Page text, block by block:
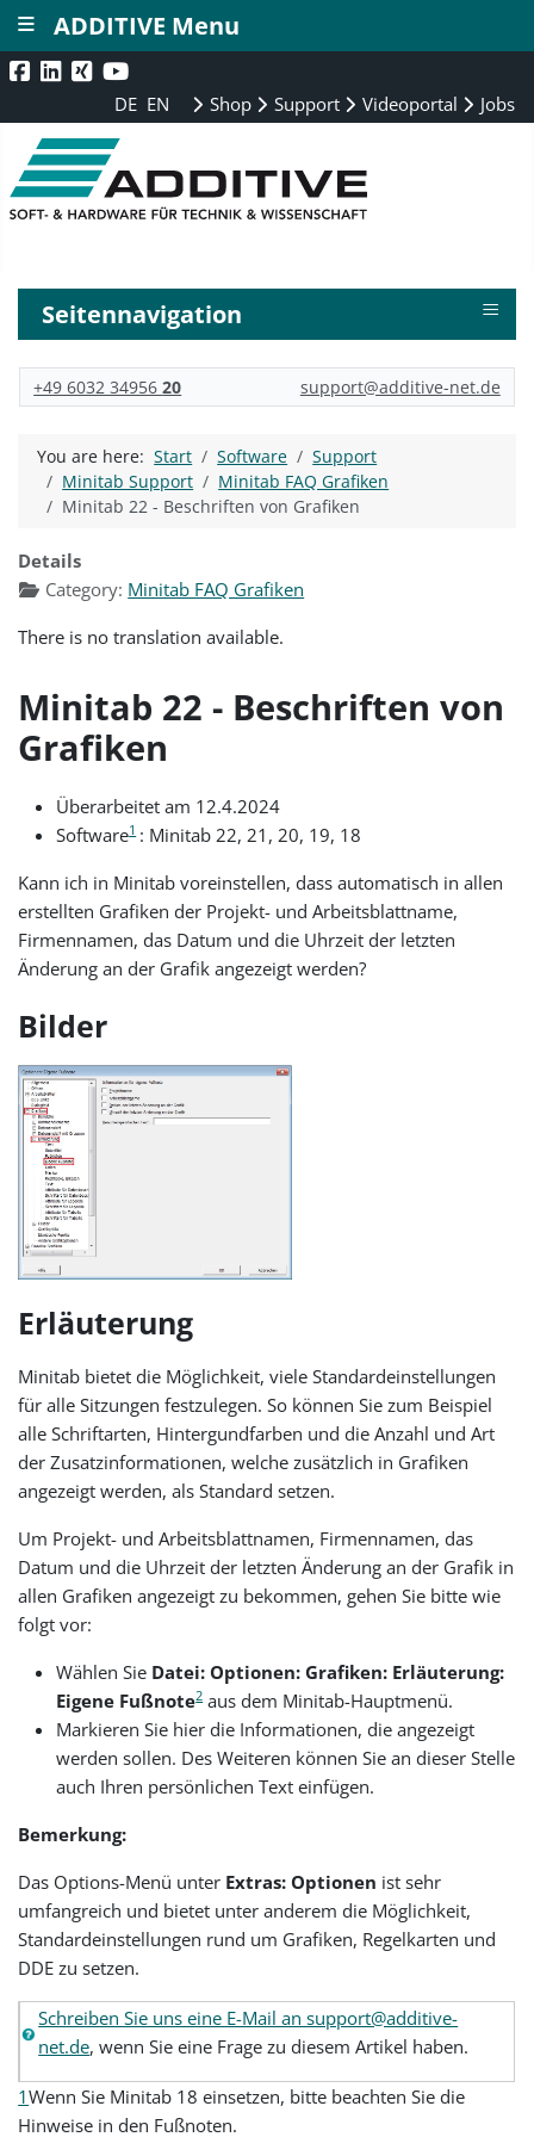
DE EN Shop Support Videoportal Jobs
Seitennavigation ≡
+49 6032 3495620 support@additive-net.de
You are here:Start Software
Support
Minitab Support
Minitab FAQ Grafiken
Minitab 22 - Beschriften von Grafiken
Details
Category: Minitab FAQ Grafiken
There is no translation available.
Minitab 22 - Beschriften von
Grafiken
Überarbeitet am 12.4.2024
Software1 : Minitab 22, 21, 20, 19, 18
Kann ich in Minitab voreinstellen, dass automatisch in allen
erstellten Grafiken der Projekt- und Arbeitsblattname,
Firmennamen, das Datum und die Uhrzeit der letzten
Änderung an der Grafik angezeigt werden?
Bilder
Erläuterung
Minitab bietet die Möglichkeit, viele Standardeinstellungen
für alle Sitzungen festzulegen. So können Sie zum Beispiel
alle Schriftarten, Hintergundfarben und die Anzahl und Art
der Zusatzinformationen, welche zusätzlich in Grafiken
angezeigt werden, als Standard setzen.
Um Projekt- und Arbeitsblattnamen, Firmennamen, das
Datum und die Uhrzeit der letzten Änderung an der Grafik in
allen Grafiken angezeigt zu bekommen, gehen Sie bitte wie
folgt vor:
Wählen Sie Datei: Optionen: Grafiken: Erläuterung:
Eigene Fußnote2aus dem Minitab-Hauptmenü.
Markieren Sie hier die Informationen, die angezeigt
werden sollen. Des Weiteren können Sie an dieser Stelle
auch Ihren persönlichen Text einfügen.
Bemerkung:
Das Options-Menü unter Extras: Optionen ist sehr
umfangreich und bietet unter anderem die Möglichkeit,
Standardeinstellungen rund um Grafiken, Regelkarten und
DDE zu setzen.
Schreiben Sie uns eine E-Mail an support@additive-
net.de, wenn Sie eine Frage zu diesem Artikel haben.
1Wenn Sie Minitab 18 einsetzen, bitte beachten Sie die
Hinweise in den Fußnoten.
ADDITIVE Menu
≡